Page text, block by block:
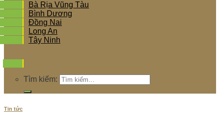
Bà Rịa Vũng Tàu
Bình Dương
Đồng Nai
Long An
Tây Ninh
Tìm kiếm:
Tin tức